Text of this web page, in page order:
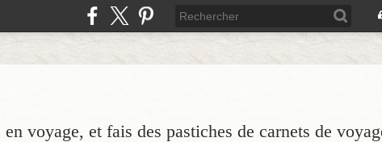
voyage, et fais des pastiches de carnets de